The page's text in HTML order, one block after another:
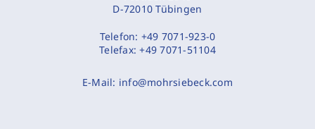
D-72010 Tübingen
Telefon: +49 7071-923-0
Telefax:+49 7071-51104
E-Mail: info@mohrsiebeck.com